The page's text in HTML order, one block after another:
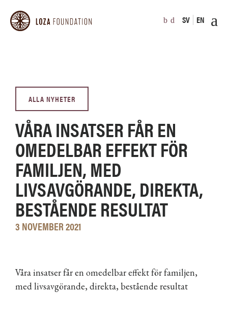
SV EN
ALLA NYHETER
VÅRA INSATSER FÅR EN
OMEDELBAR EFFEKT FÖR
FAMILJEN, MED
LIVSAVGÖRANDE, DIREKTA,
BESTÅENDE RESULTAT
3 NOVEMBER 2021
Våra insatser får en omedelbar effekt för familjen,
med livsavgörande, direkta, bestående resultat